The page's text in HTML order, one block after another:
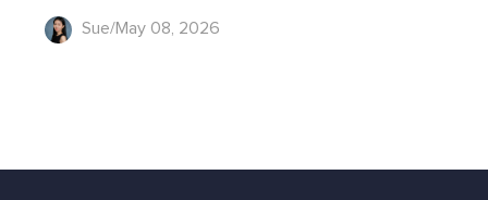
Sue/May 08, 2026